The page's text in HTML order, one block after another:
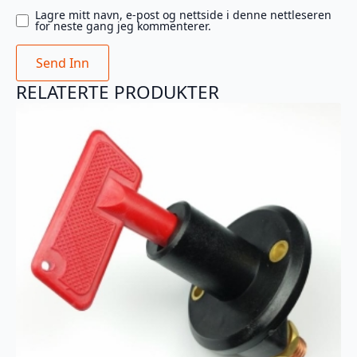
Lagre mitt navn, e-post og nettside i denne nettleseren
for neste gang jeg kommenterer.
RELATERTE PRODUKTER